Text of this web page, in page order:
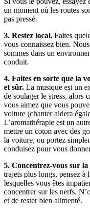
un moment où les routes
pas pressé.
3. Restez local. Faites
vous connaissez bien.
sommes dans un
conduit.
4. Faites en sorte que la
et sûr. La musique est un
de soulager le stress, alors
vous aimez que vous
voiture (chanter aidera
L’aromathérapie est un
mettre un coton avec des
la voiture, ou portez
conduisez pour vous
5. Concentrez-vous sur
trajets plus longs, pensez
lesquelles vous êtes
concentrer sur les nerfs.
et de rester bien alimenté.